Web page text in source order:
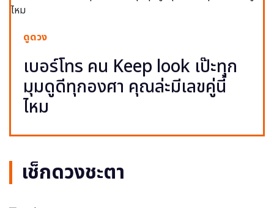
ดูดวง
เบอร์โทร คน Keep look เป๊ะทุก
มุมดูดีทุกองศา คุณล่ะมีเลขคู่นี้
ไหม
เช็กดวงชะตา